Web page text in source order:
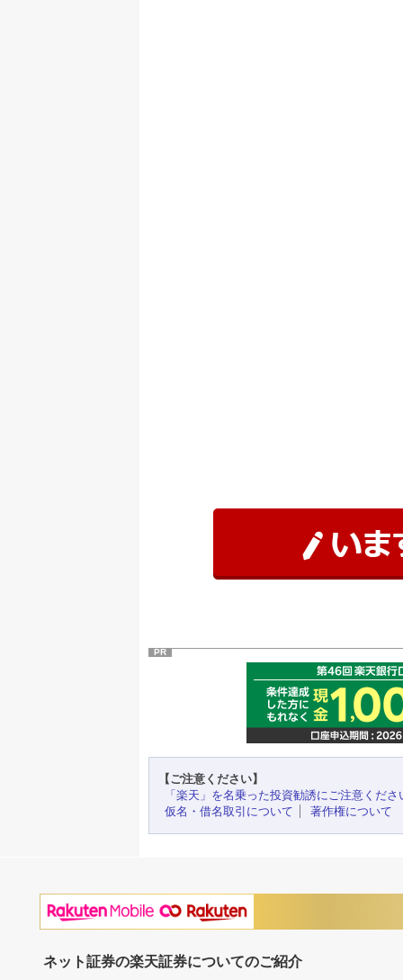
PR
【ご注意ください】
「楽天」を名乗った投資勧誘にご注意くださ
仮名・借名取引について
著作権について
ネット証券の楽天証券についてのご紹介